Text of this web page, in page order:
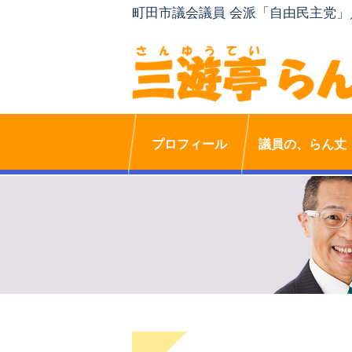
町田市議会議員 会派「自由民主党
プロフィール 議員の、らん丈